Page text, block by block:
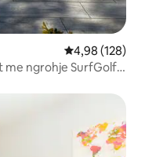
Vlerësimi
4,98 (128)
me ngrohje SurfGolf